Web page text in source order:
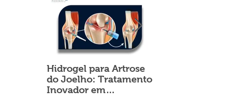
Hidrogel para Artrose
do Joelho: Tratamento
Inovador em